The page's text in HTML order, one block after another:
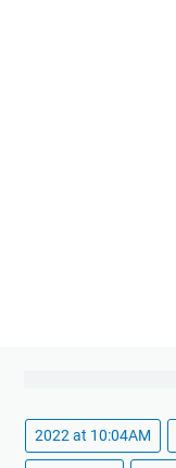
2022 at 10:04AM